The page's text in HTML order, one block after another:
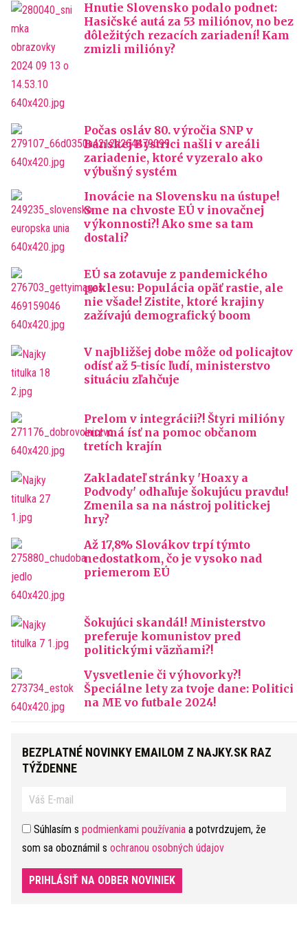
Hnutie Slovensko podalo podnet:
Hasičské autá za 53 miliónov, no bez
dôležitých rezacích zariadení! Kam
zmizli milióny?
Počas osláv 80. výročia SNP v
Banskej Bystrici našli v areáli
zariadenie, ktoré vyzeralo ako
výbušný systém
Inovácie na Slovensku na ústupe!
Sme na chvoste EÚ v inovačnej
výkonnosti?! Ako sme sa tam
dostali?
EÚ sa zotavuje z pandemického
poklesu: Populácia opäť rastie, ale
nie všade! Zistite, ktoré krajiny
zažívajú demografický boom
V najbližšej dobe môže od policajtov
odísť až 5-tisíc ľudí, ministerstvo
situáciu zľahčuje
Prelom v integrácii?! Štyri milióny
eur má ísť na pomoc občanom
tretích krajín
Zakladateľ stránky 'Hoaxy a
Podvody' odhaľuje šokujúcu pravdu!
Zmenila sa na nástroj politickej
hry?
Až 17,8% Slovákov trpí týmto
nedostatkom, čo je vysoko nad
priemerom EÚ
Šokujúci skandál! Ministerstvo
preferuje komunistov pred
politickými väzňami?!
Vysvetlenie či výhovorky?!
Špeciálne lety za tvoje dane: Politici
na ME vo futbale 2024!
BEZPLATNÉ NOVINKY EMAILOM Z NAJKY.SK RAZ
TÝŽDENNE
Súhlasím s podmienkami používania a potvrdzujem, že
som sa oboznámil s ochranou osobných údajov
PRIHLÁSIŤ NA ODBER NOVINIEK